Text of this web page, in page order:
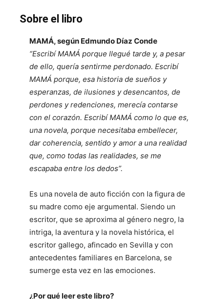
Sobre el libro
MAMÁ, según Edmundo Díaz Conde
“Escribí MAMÁ porque llegué tarde y, a pesar
de ello, quería sentirme perdonado. Escribí
MAMÁ porque, esa historia de sueños y
esperanzas, de ilusiones y desencantos, de
perdones y redenciones, merecía contarse
con el corazón. Escribí MAMÁ como lo que es,
una novela, porque necesitaba embellecer,
dar coherencia, sentido y amor a una realidad
que, como todas las realidades, se me
escapaba entre los dedos”.
Es una novela de auto ficción con la figura de
su madre como eje argumental. Siendo un
escritor, que se aproxima al género negro, la
intriga, la aventura y la novela histórica, el
escritor gallego, afincado en Sevilla y con
antecedentes familiares en Barcelona, se
sumerge esta vez en las emociones.
¿Por qué leer este libro?